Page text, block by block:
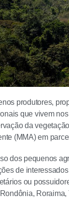
produtores,
que vivem
da
(MMA) em
dos pequenos
de
ou